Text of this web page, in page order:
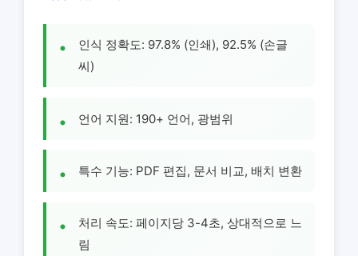
인식 정확도: 97.8% (인쇄), 92.5% (손글
씨)
언어 지원: 190+ 언어, 광범위
특수 기능: PDF 편집, 문서 비교, 배치 변환
처리 속도: 페이지당 3-4초, 상대적으로 느
림